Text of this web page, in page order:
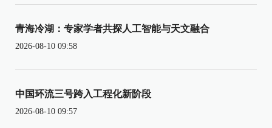
青海冷湖：专家学者共探人工智能与天文融合
2026-08-10 09:58
中国环流三号跨入工程化新阶段
2026-08-10 09:57